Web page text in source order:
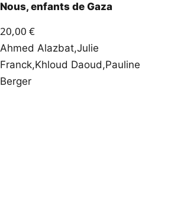
Nous, enfants de Gaza
20,00 €
Ahmed Alazbat,Julie
Franck,Khloud Daoud,Pauline
Berger